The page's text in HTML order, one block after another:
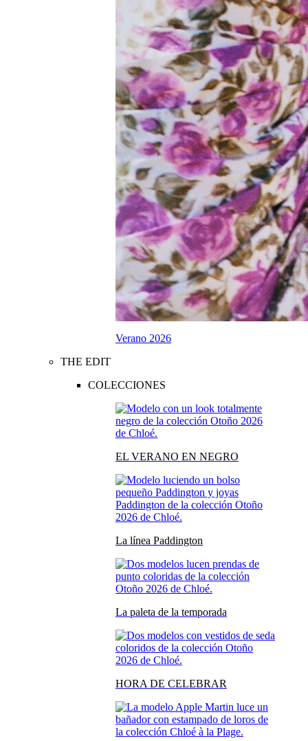
Verano 2026
THE EDIT
COLECCIONES
EL VERANO EN NEGRO
La línea Paddington
La paleta de la temporada
HORA DE CELEBRAR